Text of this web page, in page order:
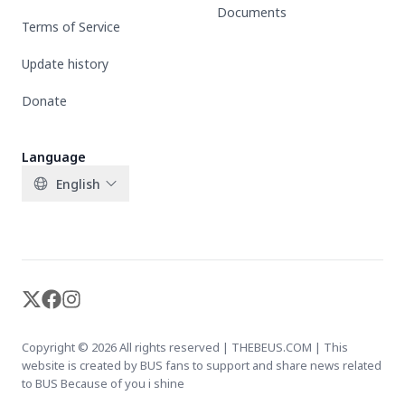
Terms of Service
Update history
Donate
Documents
Language
English
X-twitter
Facebook
Instagram
Copyright © 2026 All rights reserved | THEBEUS.COM | This
website is created by BUS fans to support and share news related
to BUS Because of you i shine